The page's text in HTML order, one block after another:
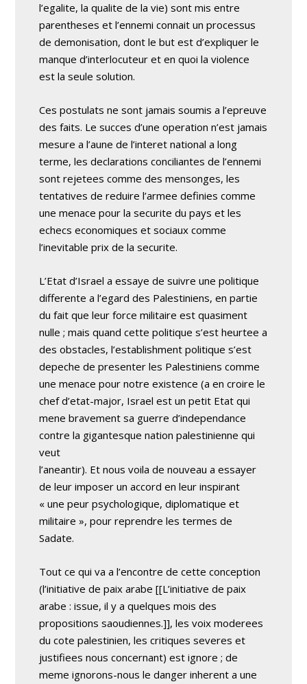
l’egalite, la qualite de la vie) sont mis entre
parentheses et l’ennemi connait un processus
de demonisation, dont le but est d’expliquer le
manque d’interlocuteur et en quoi la violence
est la seule solution.
Ces postulats ne sont jamais soumis a l’epreuve
des faits. Le succes d’une operation n’est jamais
mesure a l’aune de l’interet national a long
terme, les declarations conciliantes de l’ennemi
sont rejetees comme des mensonges, les
tentatives de reduire l’armee definies comme
une menace pour la securite du pays et les
echecs economiques et sociaux comme
l’inevitable prix de la securite.
L’Etat d’Israel a essaye de suivre une politique
differente a l’egard des Palestiniens, en partie
du fait que leur force militaire est quasiment
nulle ; mais quand cette politique s’est heurtee a
des obstacles, l’establishment politique s’est
depeche de presenter les Palestiniens comme
une menace pour notre existence (a en croire le
chef d’etat-major, Israel est un petit Etat qui
mene bravement sa guerre d’independance
contre la gigantesque nation palestinienne qui
veut
l’aneantir). Et nous voila de nouveau a essayer
de leur imposer un accord en leur inspirant
« une peur psychologique, diplomatique et
militaire », pour reprendre les termes de
Sadate.
Tout ce qui va a l’encontre de cette conception
(l’initiative de paix arabe [[L’initiative de paix
arabe : issue, il y a quelques mois des
propositions saoudiennes.]], les voix moderees
du cote palestinien, les critiques severes et
justifiees nous concernant) est ignore ; de
meme ignorons-nous le danger inherent a une